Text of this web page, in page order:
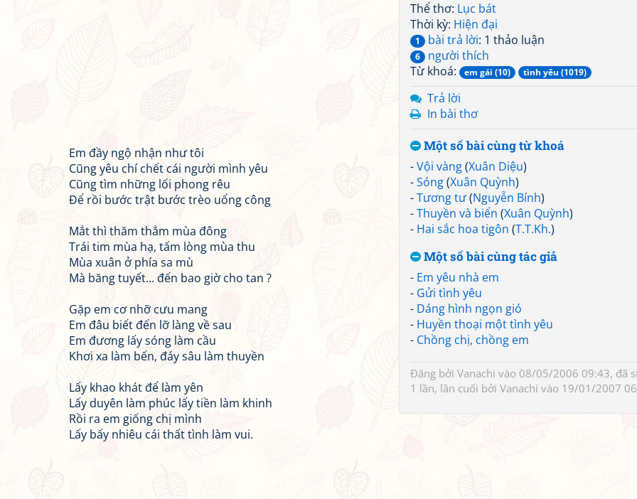
Thể thơ: Lục bát
Thời kỳ: Hiện đại
1 bài trả lời: 1 thảo luận
6
người thích
Từ khoá:
em gái (10) tình yêu (1019)
Trả lời
In bài thơ
Một số bài cùng từ khoá
-Vội vàng(Xuân Diệu)
-Sóng(Xuân Quỳnh)
-Tương tư(Nguyễn Bính)
-Thuyền và biển (Xuân Quỳnh)
- Hai sắc hoa tigôn (T.T.Kh.)
Một số bài cùng tác giả
- Em yêu nhà em
- Gửi tình yêu
- Dáng hình ngọn gió
- Huyền thoại một tình yêu
- Chồng chị, chồng em
Đăng bởi Vanachi vào 08/05/2006 09:43, đã
1 lần, lần cuối bởi Vanachi vào 19/01/2007
Em đầy ngộ nhận như tôi
Cũng yêu chí chết cái người mình yêu
Cũng tìm những lối phong rêu
Để rồi bước trật bước trèo uổng công
Mắt thì thăm thẳm mùa đông
Trái tim mùa hạ, tấm lòng mùa thu
Mùa xuân ở phía sa mù
Mà băng tuyết... đến bao giờ cho tan ?
Gặp em cơ nhỡ cưu mang
Em đâu biết đến lỡ làng về sau
Em đương lấy sóng làm cầu
Khơi xa làm bến, đáy sâu làm thuyền
Lấy khao khát để làm yên
Lấy duyên làm phúc lấy tiền làm khinh
Rồi ra em giống chị mình
Lấy bấy nhiêu cái thất tình làm vui.